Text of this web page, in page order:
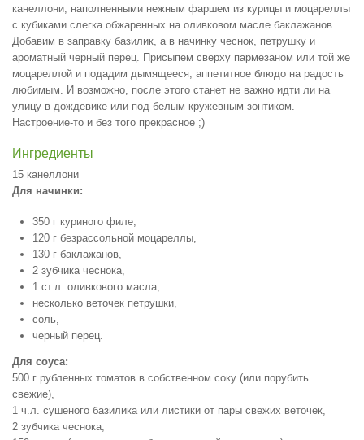
канеллони, наполненными нежным фаршем из курицы и моцареллы
с кубиками слегка обжаренных на оливковом масле баклажанов.
Добавим в заправку базилик, а в начинку чеснок, петрушку и
ароматный черный перец. Присыпем сверху пармезаном или той же
моцареллой и подадим дымящееся, аппетитное блюдо на радость
любимым. И возможно, после этого станет не важно идти ли на
улицу в дождевике или под белым кружевным зонтиком.
Настроение-то и без того прекрасное ;)
Ингредиенты
15 канеллони
Для начинки:
350 г куриного филе,
120 г безрассольной моцареллы,
130 г баклажанов,
2 зубчика чеснока,
1 ст.л. оливкового масла,
несколько веточек петрушки,
соль,
черный перец.
Для соуса:
500 г рубленных томатов в собственном соку (или порубить
свежие),
1 ч.л. сушеного базилика или листики от пары свежих веточек,
2 зубчика чеснока,